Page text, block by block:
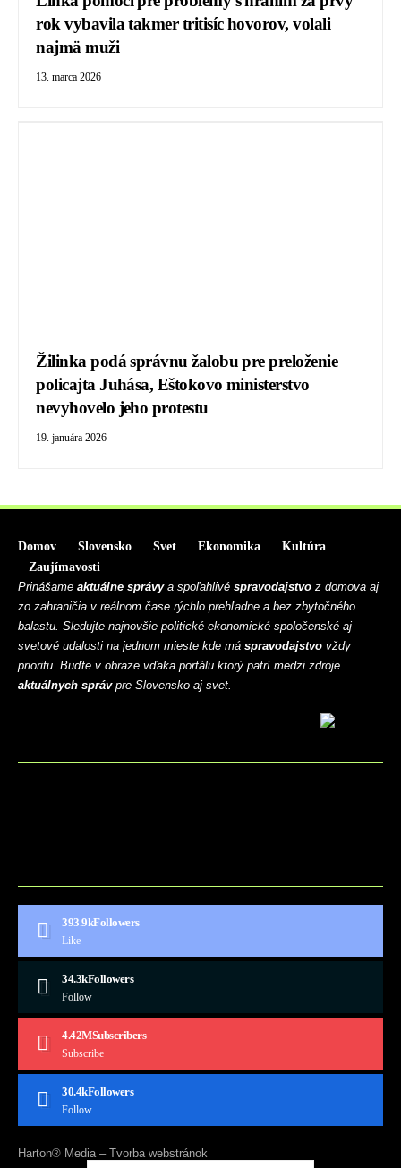
rok vybavila takmer tritisíc hovorov, volali
najmä muži
13. marca 2026
Žilinka podá správnu žalobu pre preloženie
policajta Juhása, Eštokovo ministerstvo
nevyhovelo jeho protestu
19. januára 2026
Domov Slovensko Svet Ekonomika
Kultúra
Zaujímavosti
Prinášame aktuálne správya spoľahlivé spravodajstvo z domova aj
zo zahraničia v reálnom čase rýchlo prehľadne a bez zbytočného
balastu. Sledujte najnovšie politické ekonomické spoločenské aj
svetové udalosti na jednom mieste kde má spravodajstvo vždy
prioritu. Buďte v obraze vďaka portálu ktorý patrí medzi zdroje
aktuálnych správpre Slovensko aj svet.
393.9kFollowers
Like
34.3kFollowers
Follow
4.42MSubscribers
Subscribe
30.4kFollowers
Follow
Harton® Media – Tvorba webstránok